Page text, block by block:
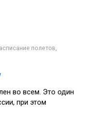
полетов,
во всем. Это один
при этом